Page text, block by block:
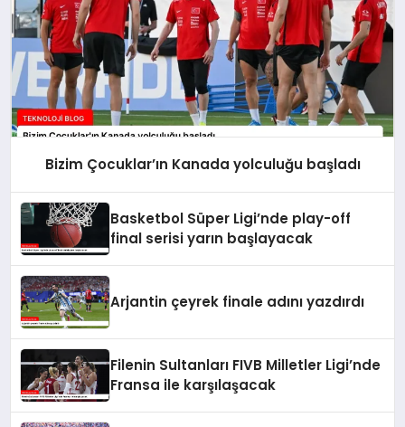
Bizim Çocuklar’ın Kanada yolculuğu başladı
Basketbol Süper Ligi’nde play-off
final serisi yarın başlayacak
Arjantin çeyrek finale adını yazdırdı
Filenin Sultanları FIVB Milletler Ligi’nde
Fransa ile karşılaşacak